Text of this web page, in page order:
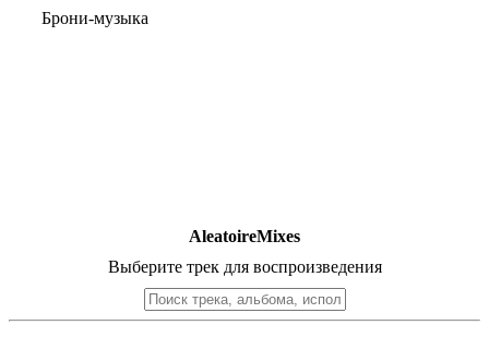
Брони-музыка
AleatoireMixes
Выберите трек для воспроизведения